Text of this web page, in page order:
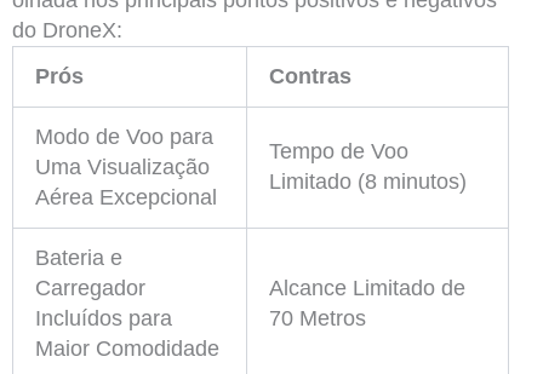
do DroneX:
Prós
Contras
Modo de Voo para
Uma Visualização
Aérea Excepcional
Tempo de Voo
Limitado (8 minutos)
Bateria e
Carregador
Incluídos para
Maior Comodidade
Alcance Limitado de
70 Metros